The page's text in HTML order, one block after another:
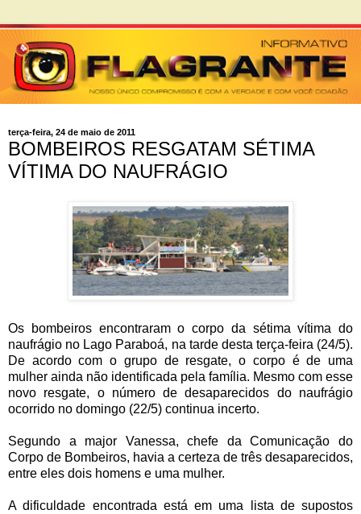
terça-feira, 24 de maio de 2011
BOMBEIROS RESGATAM SÉTIMA
VÍTIMA DO NAUFRÁGIO
Os bombeiros encontraram o corpo da sétima vítima do
naufrágio no Lago Paraboá, na tarde desta terça-feira (24/5).
De acordo com o grupo de resgate, o corpo é de uma
mulher ainda não identificada pela família. Mesmo com esse
novo resgate, o número de desaparecidos do naufrágio
ocorrido no domingo (22/5) continua incerto.
Segundo a major Vanessa, chefe da Comunicação do
Corpo de Bombeiros, havia a certeza de três desaparecidos,
entre eles dois homens e uma mulher.
A dificuldade encontrada está em uma lista de supostos